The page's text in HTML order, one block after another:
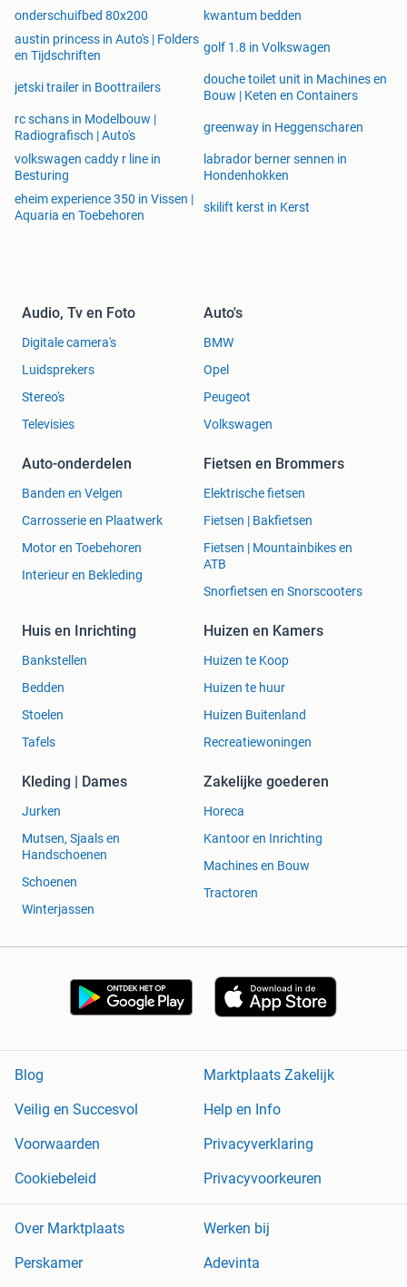
onderschuifbed 80x200
kwantum bedden
austin princess in Auto's | Folders
en Tijdschriften
golf 1.8 in Volkswagen
jetski trailer in Boottrailers
douche toilet unit in Machines en
Bouw | Keten en Containers
rc schans in Modelbouw |
Radiografisch | Auto's
greenway in Heggenscharen
volkswagen caddy r line in
Besturing
labrador berner sennen in
Hondenhokken
eheim experience 350 in Vissen |
Aquaria en Toebehoren
skilift kerst in Kerst
Audio, Tv en Foto
Digitale camera's
Luidsprekers
Stereo's
Televisies
Auto's
BMW
Opel
Peugeot
Volkswagen
Auto-onderdelen
Banden en Velgen
Carrosserie en Plaatwerk
Motor en Toebehoren
Interieur en Bekleding
Fietsen en Brommers
Elektrische fietsen
Fietsen | Bakfietsen
Fietsen | Mountainbikes en
ATB
Snorfietsen en Snorscooters
Huis en Inrichting
Bankstellen
Bedden
Stoelen
Tafels
Huizen en Kamers
Huizen te Koop
Huizen te huur
Huizen Buitenland
Recreatiewoningen
Kleding | Dames
Jurken
Mutsen, Sjaals en
Handschoenen
Schoenen
Winterjassen
Zakelijke goederen
Horeca
Kantoor en Inrichting
Machines en Bouw
Tractoren
Blog
Marktplaats Zakelijk
Veilig en Succesvol
Help en Info
Voorwaarden
Privacyverklaring
Cookiebeleid
Privacyvoorkeuren
Over Marktplaats
Werken bij
Perskamer
Adevinta